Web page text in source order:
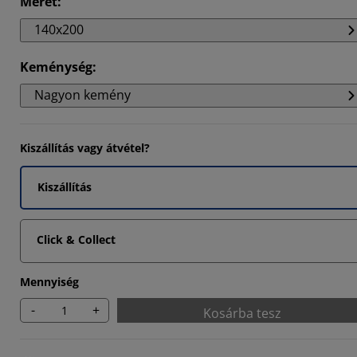
140x200
Keménység:
Nagyon kemény
Kiszállítás vagy átvétel?
Kiszállítás
Click & Collect
Mennyiség
- + Kosárba tesz